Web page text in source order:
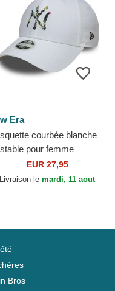
Era
courbée blanche
pour femme
Floral Infill New
Yankees MLB New Era
EUR 27,95
Livraison le mardi, 11 aout
Bros